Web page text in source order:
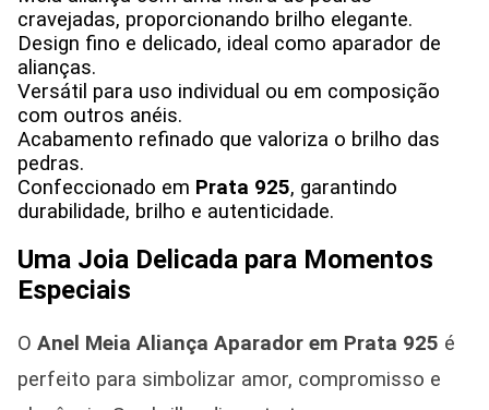
cravejadas, proporcionando brilho elegante.
Design fino e delicado, ideal como aparador de
alianças.
Versátil para uso individual ou em composição
com outros anéis.
Acabamento refinado que valoriza o brilho das
pedras.
Confeccionado em Prata 925, garantindo
durabilidade, brilho e autenticidade.
Uma Joia Delicada para Momentos
Especiais
O Anel Meia Aliança Aparador em Prata 925 é
perfeito para simbolizar amor, compromisso e